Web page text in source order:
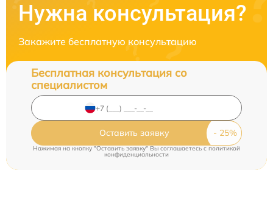
Нужна консультация?
Закажите бесплатную консультацию
Бесплатная консультация со
специалистом
Оставить заявку
Нажимая на кнопку "Оставить заявку" Вы соглашаетесь cполитикой
конфиденциальности